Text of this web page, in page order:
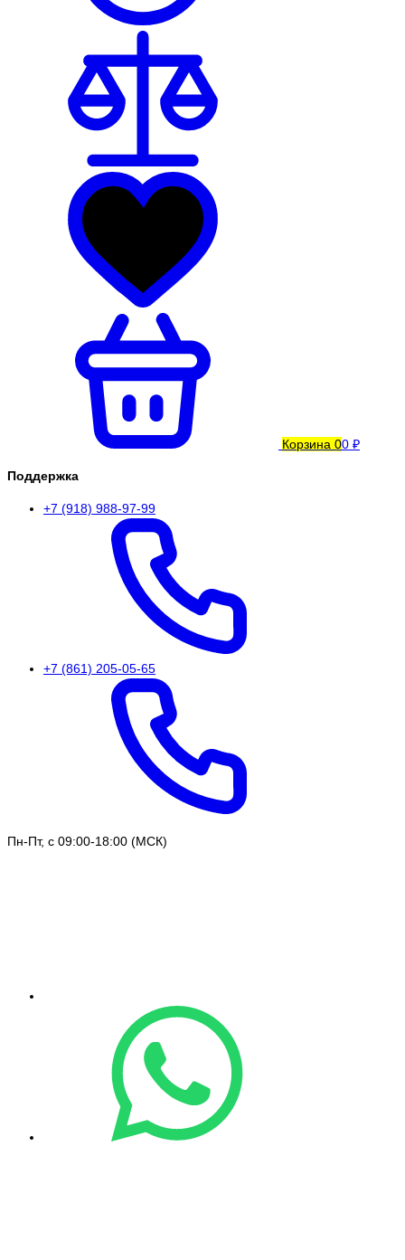
Корзина 00 ₽
Поддержка
+7 (918) 988-97-99
+7 (861) 205-05-65
Пн-Пт, с 09:00-18:00 (МСК)